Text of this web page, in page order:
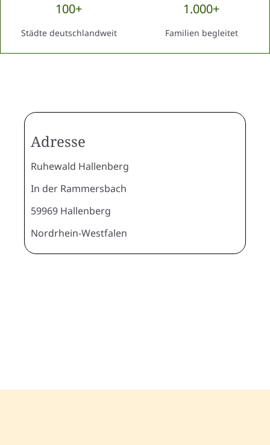
100+
Städte deutschlandweit
1.000+
Familien begleitet
Adresse
Ruhewald Hallenberg
In der Rammersbach
59969 Hallenberg
Nordrhein-Westfalen